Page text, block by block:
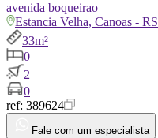
avenida boqueirao
Estancia Velha, Canoas - RS
33m²
0
2
0
ref: 389624
Fale com um especialista